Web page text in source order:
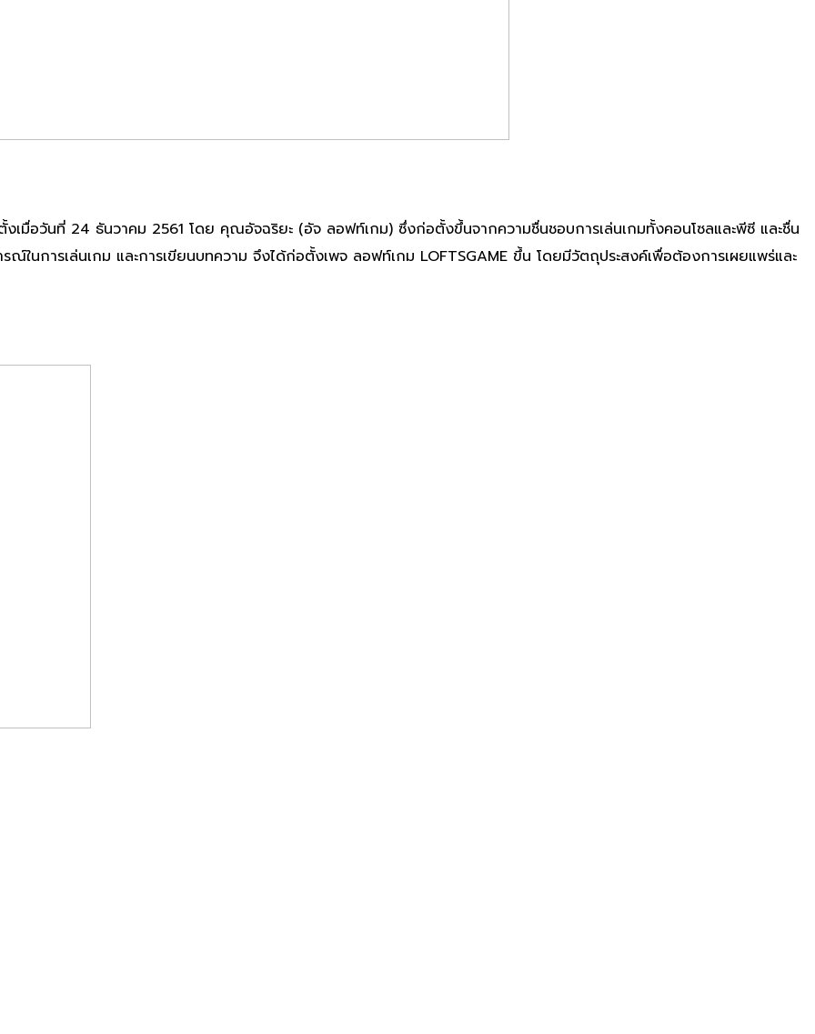
งเมื่อวันที่ 24 ธันวาคม 2561 โดย คุณอัจฉริยะ (อัจ ลอฟท์เกม) ซึ่งก่อตั้งขึ้นจากความชื่นชอบการเล่นเกมทั้งคอนโซลและพีซี และชื่น
ในการเล่นเกม และการเขียนบทความ จึงได้ก่อตั้งเพจ ลอฟท์เกม LOFTSGAME ขึ้น โดยมีวัตถุประสงค์เพื่อต้องการเผยแพร่และ